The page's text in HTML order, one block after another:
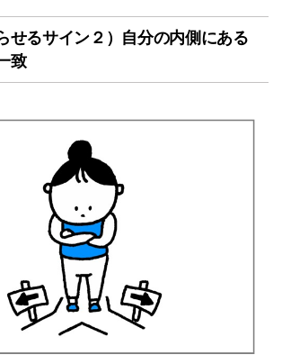
せるサイン２）自分の内側にある
致